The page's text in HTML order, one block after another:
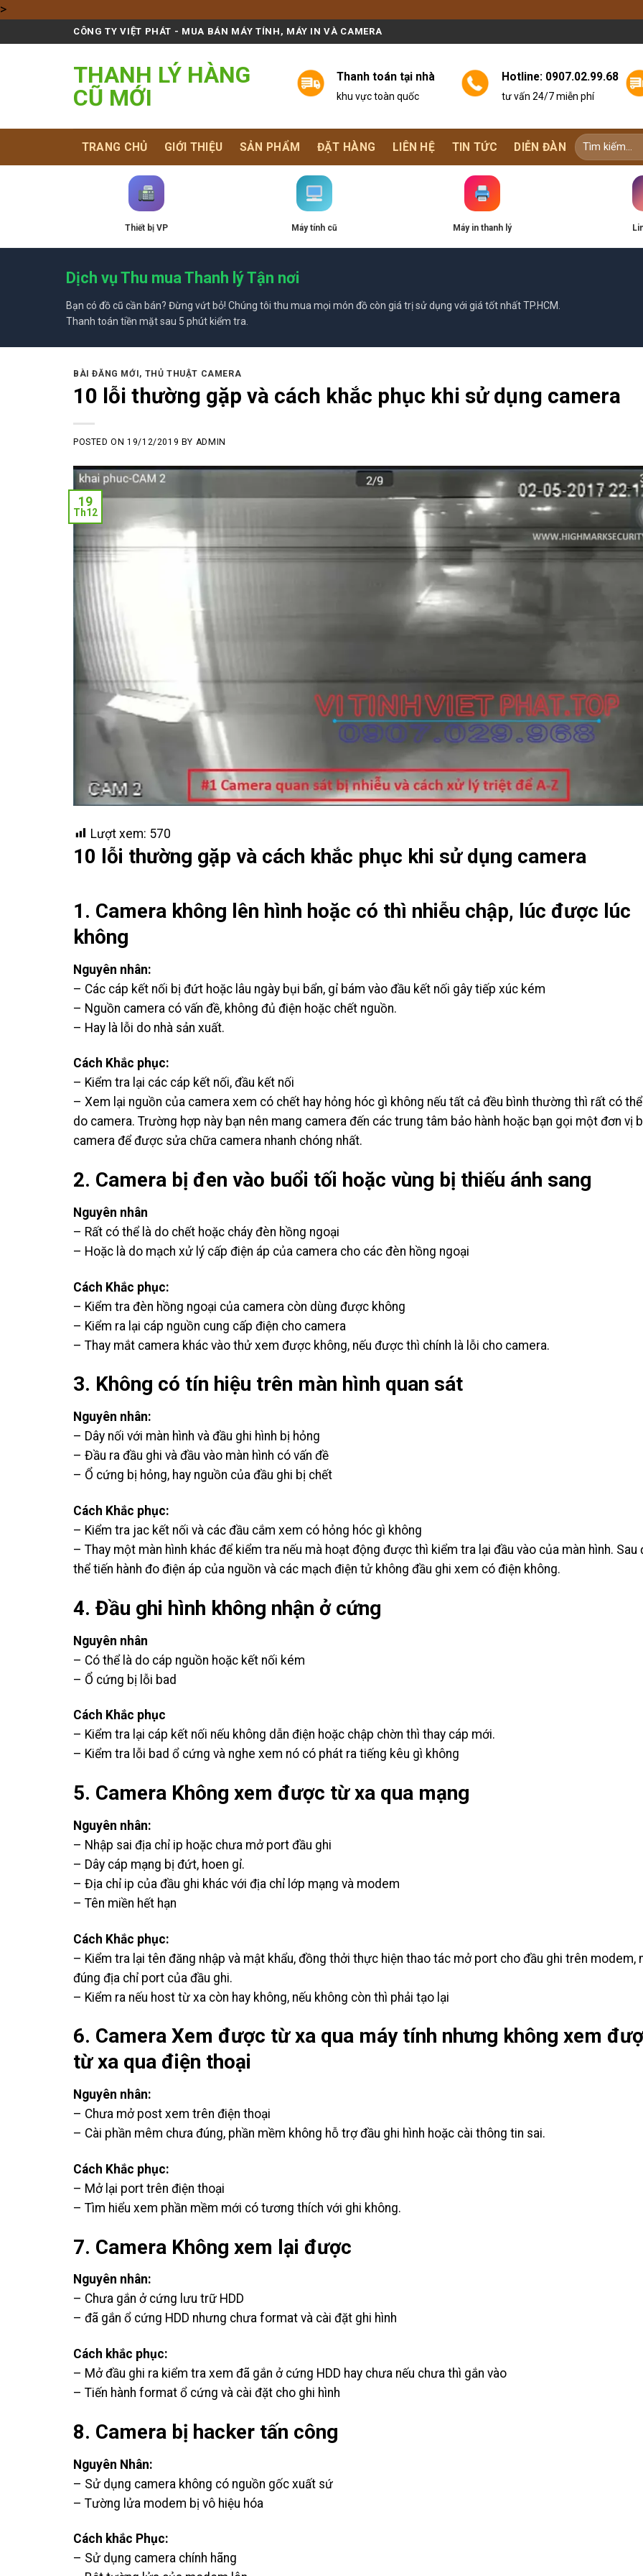
>Skip
content
CÔNG TY VIỆT PHÁT - MUA BÁN MÁY TÍNH, MÁY IN VÀ CAMERA
THANH LÝ HÀNG
CŨ MỚI
Thanh toán tại nhà
khu vực toàn quốc
Hotline: 0907.02.99.68
tư vấn 24/7 miễn phí
TRANG CHỦ GIỚI THIỆU SẢN PHẨM ĐẶT HÀNG LIÊN HỆ TIN TỨC DIỄN ĐÀN
Thiết bị VP Máy tính cũ Máy in thanh lý
Dịch vụ Thu mua Thanh lý Tận nơi
Bạn có đồ cũ cần bán? Đừng vứt bỏ! Chúng tôi thu mua mọi món đồ còn giá trị sử dụng với giá tốt nhất TP.HCM.
Thanh toán tiền mặt sau 5 phút kiểm tra.
BÀI ĐĂNG MỚI , THỦ THUẬT CAMERA
10 lỗi thường gặp và cách khắc phục khi sử dụng camera
POSTED ON19/12/2019 BY ADMIN
19
Th12
Lượt xem: 570
10 lỗi thường gặp và cách khắc phục khi sử dụng camera
1. Camera không lên hình hoặc có thì nhiễu chập, lúc được lúc
không
Nguyên nhân:
– Các cáp kết nối bị đứt hoặc lâu ngày bụi bẩn, gỉ bám vào đầu kết nối gây tiếp xúc kém
– Nguồn camera có vấn đề, không đủ điện hoặc chết nguồn.
– Hay là lỗi do nhà sản xuất.
Cách Khắc phục:
– Kiểm tra lại các cáp kết nối, đầu kết nối
– Xem lại nguồn của camera xem có chết hay hỏng hóc gì không nếu tất cả đều bình thường thì rất có
do camera. Trường hợp này bạn nên mang camera đến các trung tâm bảo hành hoặc bạn gọi một đơn vị
camera để được sửa chữa camera nhanh chóng nhất.
2. Camera bị đen vào buổi tối hoặc vùng bị thiếu ánh sang
Nguyên nhân
– Rất có thể là do chết hoặc cháy đèn hồng ngoại
– Hoặc là do mạch xử lý cấp điện áp của camera cho các đèn hồng ngoại
Cách Khắc phục:
– Kiểm tra đèn hồng ngoại của camera còn dùng được không
– Kiểm ra lại cáp nguồn cung cấp điện cho camera
– Thay mắt camera khác vào thử xem được không, nếu được thì chính là lỗi cho camera.
3. Không có tín hiệu trên màn hình quan sát
Nguyên nhân:
– Dây nối với màn hình và đầu ghi hình bị hỏng
– Đầu ra đầu ghi và đầu vào màn hình có vấn đề
– Ổ cứng bị hỏng, hay nguồn của đầu ghi bị chết
Cách Khắc phục:
– Kiểm tra jac kết nối và các đầu cắm xem có hỏng hóc gì không
– Thay một màn hình khác để kiểm tra nếu mà hoạt động được thì kiểm tra lại đầu vào của màn hình. Sau
thể tiến hành đo điện áp của nguồn và các mạch điện tử không đầu ghi xem có điện không.
4. Đầu ghi hình không nhận ở cứng
Nguyên nhân
– Có thể là do cáp nguồn hoặc kết nối kém
– Ổ cứng bị lỗi bad
Cách Khắc phục
– Kiểm tra lại cáp kết nối nếu không dẫn điện hoặc chập chờn thì thay cáp mới.
– Kiểm tra lỗi bad ổ cứng và nghe xem nó có phát ra tiếng kêu gì không
5. Camera Không xem được từ xa qua mạng
Nguyên nhân:
– Nhập sai địa chỉ ip hoặc chưa mở port đầu ghi
– Dây cáp mạng bị đứt, hoen gỉ.
– Địa chỉ ip của đầu ghi khác với địa chỉ lớp mạng và modem
– Tên miền hết hạn
Cách Khắc phục:
– Kiểm tra lại tên đăng nhập và mật khẩu, đồng thởi thực hiện thao tác mở port cho đầu ghi trên modem,
đúng địa chỉ port của đầu ghi.
– Kiểm ra nếu host từ xa còn hay không, nếu không còn thì phải tạo lại
6. Camera Xem được từ xa qua máy tính nhưng không xem
từ xa qua điện thoại
Nguyên nhân:
– Chưa mở post xem trên điện thoại
– Cài phần mêm chưa đúng, phần mềm không hỗ trợ đầu ghi hình hoặc cài thông tin sai.
Cách Khắc phục:
– Mở lại port trên điện thoại
– Tìm hiểu xem phần mềm mới có tương thích với ghi không.
7. Camera Không xem lại được
Nguyên nhân:
– Chưa gắn ở cứng lưu trữ HDD
– đã gắn ổ cứng HDD nhưng chưa format và cài đặt ghi hình
Cách khắc phục:
– Mở đầu ghi ra kiểm tra xem đã gắn ở cứng HDD hay chưa nếu chưa thì gắn vào
– Tiến hành format ổ cứng và cài đặt cho ghi hình
8. Camera bị hacker tấn công
Nguyên Nhân:
– Sử dụng camera không có nguồn gốc xuất sứ
– Tường lửa modem bị vô hiệu hóa
Cách khắc Phục:
– Sử dụng camera chính hãng